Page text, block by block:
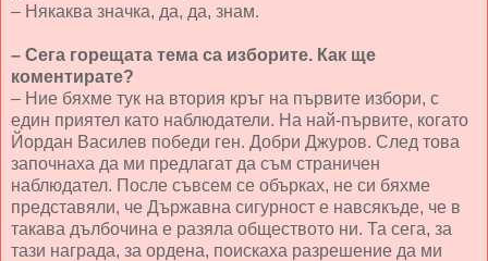
– Някаква значка, да, да, знам.
– Сега горещата тема са изборите. Как ще
коментирате?
– Ние бяхме тук на втория кръг на първите избори, с
един приятел като наблюдатели. На най-първите, когато
Йордан Василев победи ген. Добри Джуров. След това
започнаха да ми предлагат да съм страничен
наблюдател. После съвсем се обърках, не си бяхме
представяли, че Държавна сигурност е навсякъде, че в
такава дълбочина е разяла обществото ни. Та сега, за
тази награда, за ордена, поискаха разрешение да ми